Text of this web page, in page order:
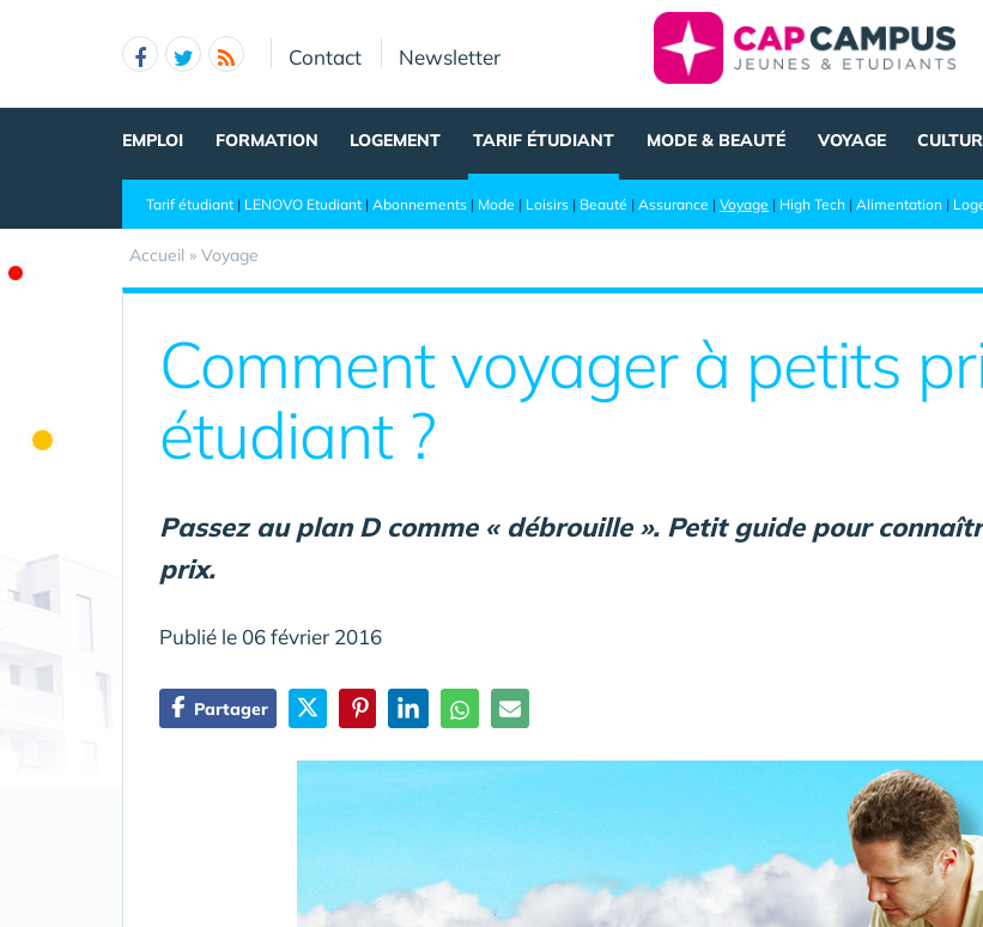
Contact Newsletter
EMPLOI FORMATION LOGEMENT TARIF ÉTUDIANT MODE & BEAUTÉ VOYAGE
Tarif étudiant | LENOVO Etudiant | Abonnements | Mode | Loisirs | Beauté | Assurance | Voyage | High Tech | Alimentation |
Accueil » Voyage
Comment voyager à petits
étudiant ?
Passez au plan D comme « débrouille ». Petit guide pour
prix.
Publié le 06 février 2016
Partager